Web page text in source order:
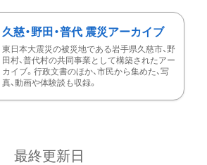
久慈・野田・普代 震災アーカイブ
東日本大震災の被災地である岩手県久慈市、野
田村、普代村の共同事業として構築されたアー
カイブ。行政文書のほか、市民から集めた、写
真、動画や体験談も収録。
最終更新日